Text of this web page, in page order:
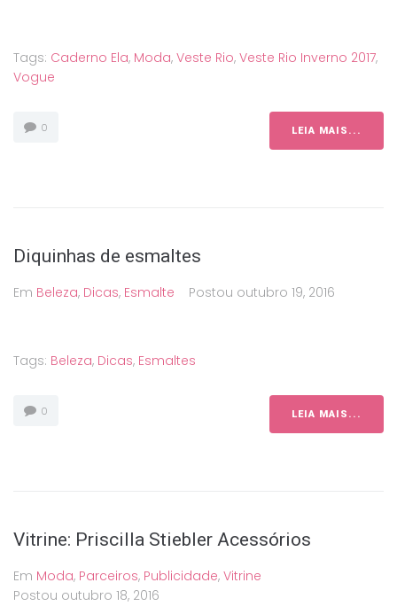
Tags: Caderno Ela, Moda, Veste Rio, Veste Rio Inverno 2017,
Vogue
0 LEIA MAIS...
Diquinhas de esmaltes
Em Beleza, Dicas, Esmalte Postou outubro 19, 2016
Tags: Beleza, Dicas, Esmaltes
0 LEIA MAIS...
Vitrine: Priscilla Stiebler Acessórios
Em Moda, Parceiros, Publicidade, Vitrine
Postou outubro 18, 2016